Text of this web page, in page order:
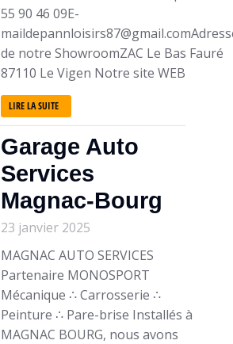
55 90 46 09E-
de notre ShowroomZAC Le Bas Fauré
87110 Le Vigen Notre site WEB
LIRE LA SUITE
Garage Auto
Services
Magnac-Bourg
23 janvier 2025
MAGNAC AUTO SERVICES
Partenaire MONOSPORT
Mécanique ∴ Carrosserie ∴
Peinture ∴ Pare-brise Installés à
MAGNAC BOURG, nous avons